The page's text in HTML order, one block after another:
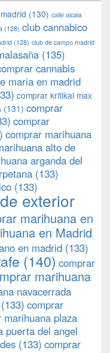
(130) calle alcala
(128) club cannabico
(128) club de campo madrid
(135)
cannabis
maria en madrid
comprar kritikal max
(131) comprar
comprar
comprar marihuana
alto de
arganda del
(133)
(133)
exterior
marihuana en
en Madrid
en madrid (133)
(140) comprar
marihuana
navacerrada
(133) comprar
marihuana plaza
puerta del angel
(133) comprar